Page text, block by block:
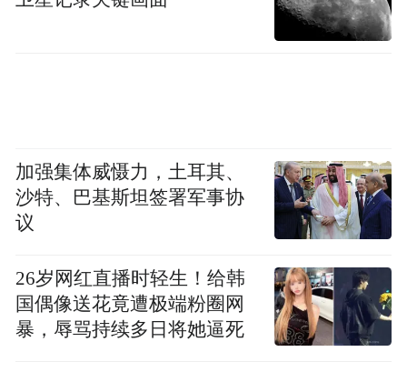
当天，市侨联党组副书记鲁爱丽一行还调研
了自贸区侨胞之家、永裕进口葡萄酒集散中
经常点“在看”的，会慢慢收不到推送。如果
你还想看到宁波侨联的相关信息，请将“宁波
和“在看”！
来源：宁波侨联
加强集体威慑力，土耳其、
沙特、巴基斯坦签署军事协
议
26岁网红直播时轻生！给韩
国偶像送花竟遭极端粉圈网
暴，辱骂持续多日将她逼死